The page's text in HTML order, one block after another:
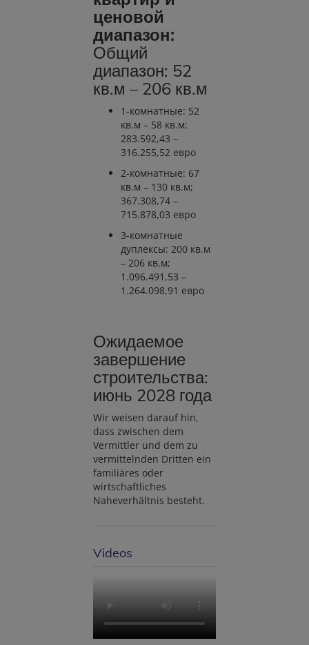
ценовой
диапазон:
Общий
диапазон: 52
кв.м – 206 кв.м
1-комнатные: 52
кв.м – 58 кв.м;
283.592,43 –
316.255,52 евро
2-комнатные: 67
кв.м – 130 кв.м;
367.308,74 –
715.878,03 евро
3-комнатные
дуплексы: 200 кв.м
– 206 кв.м;
1.096.491,53 –
1.264.098,91 евро
Ожидаемое
завершение
строительства:
июнь 2028 года
Wir weisen darauf hin,
dass zwischen dem
Vermittler und dem zu
vermittelnden Dritten ein
familiäres oder
wirtschaftliches
Naheverhältnis besteht.
Videos